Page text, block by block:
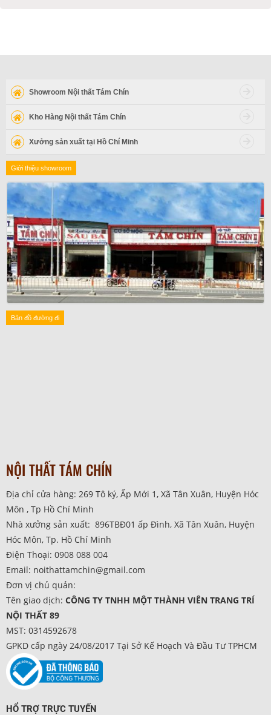
Showroom Nội thất Tám Chín
Kho Hàng Nội thất Tám Chín
Xưởng sản xuất tại Hồ Chí Minh
Giới thiệu showroom
Bản đồ đường đi
NỘI THẤT TÁM CHÍN
Địa chỉ cửa hàng: 269 Tô ký, Ấp Mới 1, Xã Tân Xuân, Huyện Hóc
Môn , Tp Hồ Chí Minh
Nhà xưởng sản xuất: 896TBĐ01 ấp Đình, Xã Tân Xuân, Huyện
Hóc Môn, Tp. Hồ Chí Minh
Điện Thoại: 0908 088 004
Email: noithattamchin@gmail.com
Đơn vị chủ quản:
Tên giao dịch: CÔNG TY TNHH MỘT THÀNH VIÊN TRANG TRÍ
NỘI THẤT 89
MST: 0314592678
GPKD cấp ngày 24/08/2017 Tại Sở Kế Hoạch Và Đầu Tư TPHCM
HỔ TRỢ TRỰC TUYẾN